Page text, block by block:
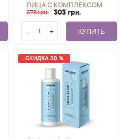
ЛИЦА С КОМПЛЕКСОМ
ПЕПТИДОВ LIFT
CONTROL JOKO BLEND
150 МЛ
378 грн. 303 грн.
- + КУПИТЬ
СКИДКА 20 %